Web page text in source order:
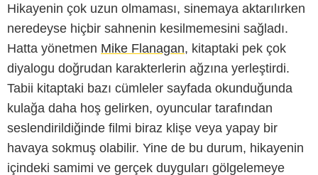
Hikayenin çok uzun olmaması, sinemaya aktarılırken
neredeyse hiçbir sahnenin kesilmemesini sağladı.
Hatta yönetmen Mike Flanagan, kitaptaki pek çok
diyalogu doğrudan karakterlerin ağzına yerleştirdi.
Tabii kitaptaki bazı cümleler sayfada okunduğunda
kulağa daha hoş gelirken, oyuncular tarafından
seslendirildiğinde filmi biraz klişe veya yapay bir
havaya sokmuş olabilir. Yine de bu durum, hikayenin
içindeki samimi ve gerçek duyguları gölgelemeye